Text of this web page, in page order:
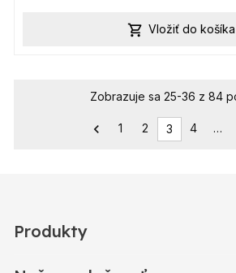
 Vložiť do košíka
Zobrazuje sa 25-36 z 84
 1 2 3 4 …
Produkty